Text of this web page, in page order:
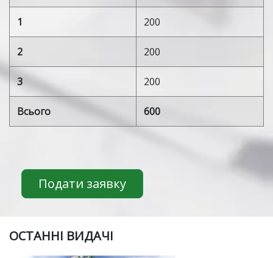
1 200
2 200
3 200
Всього 600
Подати заявку
ОСТАННІ ВИДАЧІ